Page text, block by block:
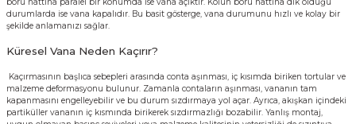
durumlarda ise vana kapalıdır. Bu basit gösterge, vana durumunu hızlı ve kolay bir
şekilde anlamanızı sağlar.
Küresel Vana Neden Kaçırır?
Kaçırmasının başlıca sebepleri arasında conta aşınması, iç kısımda biriken tortular ve
malzeme deformasyonu bulunur. Zamanla contaların aşınması, vananın tam
kapanmasını engelleyebilir ve bu durum sızdırmaya yol açar. Ayrıca, akışkan içindeki
partiküller vananın iç kısmında birikerek sızdırmazlığı bozabilir. Yanlış montaj,